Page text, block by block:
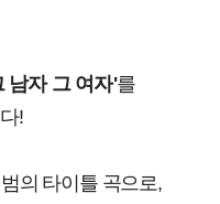
남자 그 여자'를
!
의 타이틀 곡으로,